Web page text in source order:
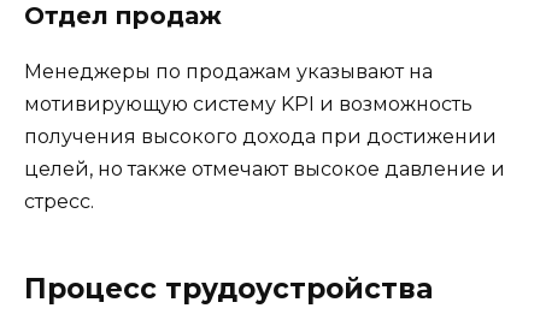
Отдел продаж
Менеджеры по продажам указывают на
мотивирующую систему KPI и возможность
получения высокого дохода при достижении
целей, но также отмечают высокое давление и
стресс.
Процесс трудоустройства